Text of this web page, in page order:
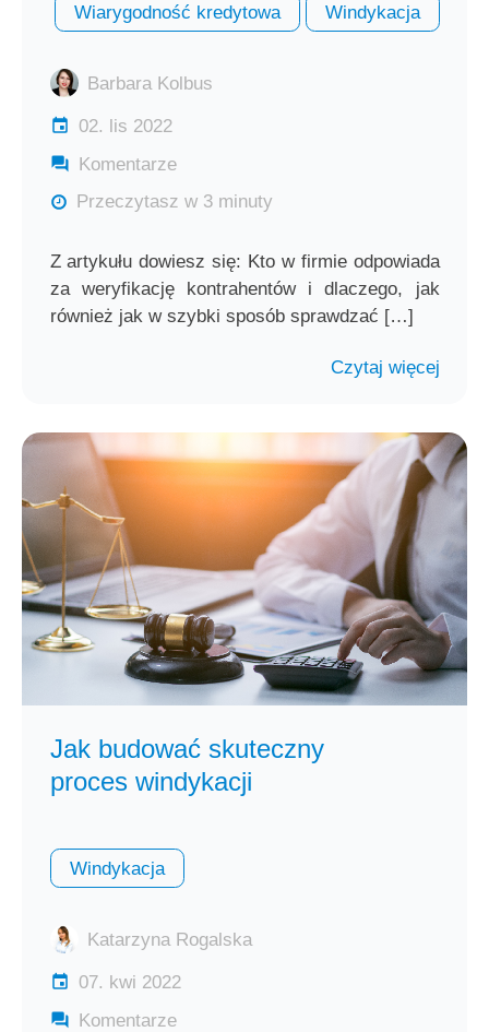
Wiarygodność kredytowa Windykacja
Barbara Kolbus
02. lis 2022
Komentarze
Przeczytasz w 3 minuty
Z artykułu dowiesz się: Kto w firmie odpowiada
za weryfikację kontrahentów i dlaczego, jak
również jak w szybki sposób sprawdzać […]
Czytaj więcej
Jak budować skuteczny
proces windykacji
Windykacja
Katarzyna Rogalska
07. kwi 2022
Komentarze